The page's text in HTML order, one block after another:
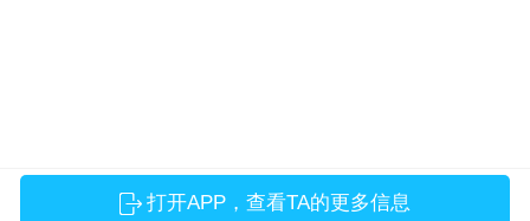
打开APP，查看TA的更多信息